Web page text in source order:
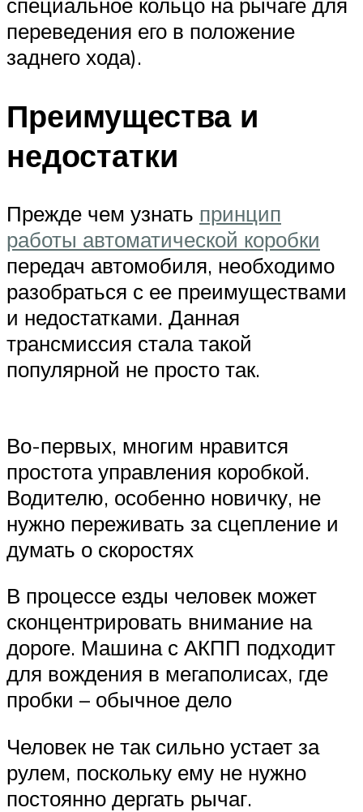
переведения его в положение
заднего хода).
Преимущества и
недостатки
Прежде чем узнать принцип
работы автоматической коробки
передач автомобиля, необходимо
разобраться с ее преимуществами
и недостатками. Данная
трансмиссия стала такой
популярной не просто так.
Во-первых, многим нравится
простота управления коробкой.
Водителю, особенно новичку, не
нужно переживать за сцепление и
думать о скоростях
В процессе езды человек может
сконцентрировать внимание на
дороге. Машина с АКПП подходит
для вождения в мегаполисах, где
пробки – обычное дело
Человек не так сильно устает за
рулем, поскольку ему не нужно
постоянно дергать рычаг.